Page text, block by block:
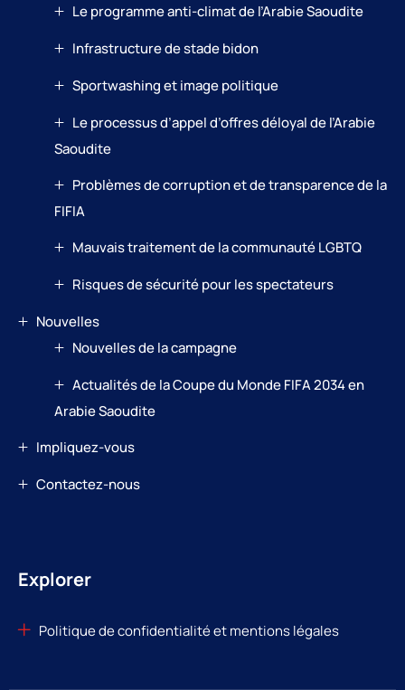
Le programme anti-climat de l’Arabie Saoudite
Infrastructure de stade bidon
Sportwashing et image politique
Le processus d’appel d’offres déloyal de l’Arabie
Saoudite
Problèmes de corruption et de transparence de la
FIFIA
Mauvais traitement de la communauté LGBTQ
Risques de sécurité pour les spectateurs
Nouvelles
Nouvelles de la campagne
Actualités de la Coupe du Monde FIFA 2034 en
Arabie Saoudite
Impliquez-vous
Contactez-nous
Explorer
Politique de confidentialité et mentions légales